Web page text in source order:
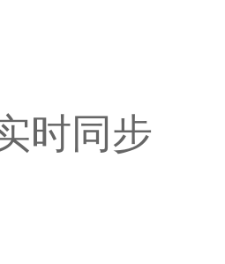
时同步